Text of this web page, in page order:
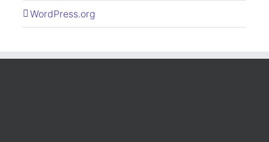
WordPress.org